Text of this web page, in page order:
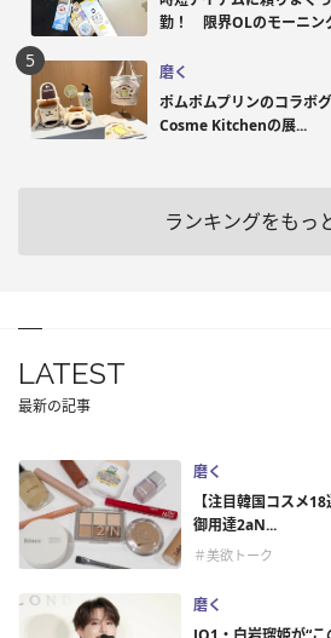
勤！ 限界OLのモーニン
磨く
ポムポムプリンのコラボ
Cosme Kitchenの展...
ランキングをもっ
LATEST
最新の記事
磨く
【注目韓国コスメ
御用達2aN...
＃美欲トーク
磨く